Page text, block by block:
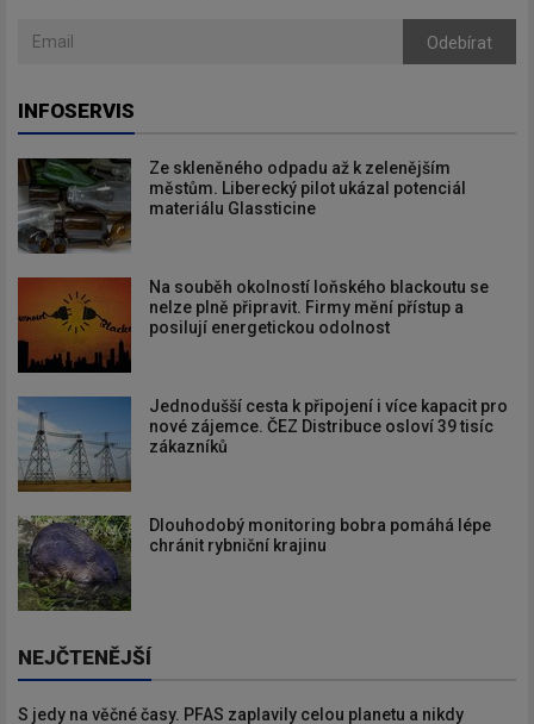
Odebírat
INFOSERVIS
Ze skleněného odpadu až k zelenějším
městům. Liberecký pilot ukázal potenciál
materiálu Glassticine
Na souběh okolností loňského blackoutu se
nelze plně připravit. Firmy mění přístup a
posilují energetickou odolnost
Jednodušší cesta k připojení i více kapacit pro
nové zájemce. ČEZ Distribuce osloví 39 tisíc
zákazníků
Dlouhodobý monitoring bobra pomáhá lépe
chránit rybniční krajinu
NEJČTENĚJŠÍ
S jedy na věčné časy. PFAS zaplavily celou planetu a nikdy